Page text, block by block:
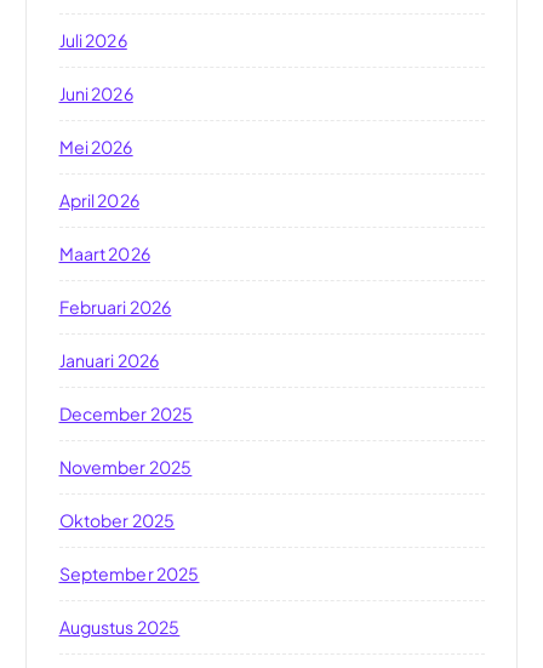
Juli 2026
Juni 2026
Mei 2026
April 2026
Maart 2026
Februari 2026
Januari 2026
December 2025
November 2025
Oktober 2025
September 2025
Augustus 2025